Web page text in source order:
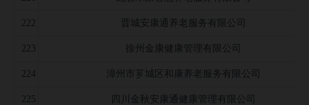
222 晋城安康通养老服务有限公司
223 徐州金康健康管理有限公司
224 漳州市芗城区和康养老服务有限公司
225 四川金秋安康通健康管理有限公司